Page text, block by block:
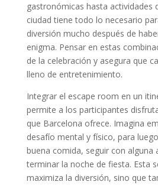
gastronómicas hasta actividades
ciudad tiene todo lo necesario
diversión mucho después de
enigma. Pensar en estas
de la celebración y asegura que
lleno de entretenimiento.
Integrar el escape room en un
permite a los participantes
que Barcelona ofrece. Imagina
desafío mental y físico, para
buena comida, seguir con alguna
terminar la noche de fiesta. Esta
maximiza la diversión, sino que